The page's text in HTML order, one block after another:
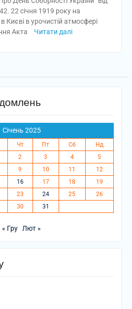
22 січня 1919 року на
Києві в урочистій атмосфері
Акта
Читати далі
Січень 2025
Чт Пт Сб
Нд
2 3 4
5
9 10 11
12
16 17 18
19
23 24 25
26
30 31
« Гру Лют »